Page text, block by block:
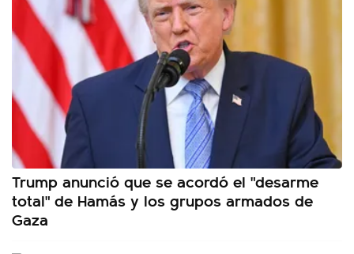
Trump anunció que se acordó el "desarme
total" de Hamás y los grupos armados de
Gaza